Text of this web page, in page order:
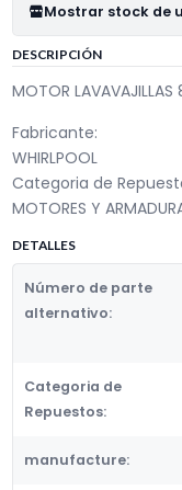
Mostrar stock de
DESCRIPCIÓN
MOTOR
Fabricante:
WHIRLPOOL
Categoria de
MOTORES Y
DETALLES
Número de parte
alternativo:
Categoria de
Repuestos:
manufacture: